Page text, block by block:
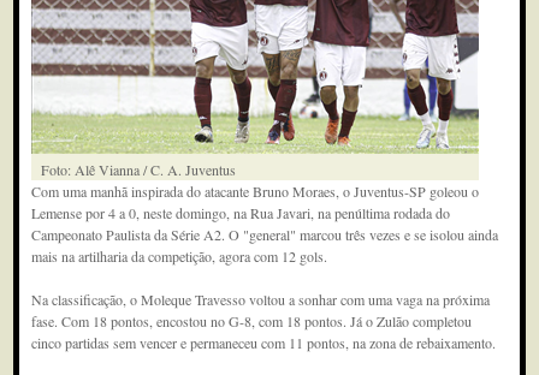
Foto: Alê Vianna / C. A. Juventus
Com uma manhã inspirada do atacante Bruno Moraes, o Juventus-SP goleou o
Lemense por 4 a 0, neste domingo, na Rua Javari, na penúltima rodada do
Campeonato Paulista da Série A2. O "general" marcou três vezes e se isolou ainda
mais na artilharia da competição, agora com 12 gols.
Na classificação, o Moleque Travesso voltou a sonhar com uma vaga na próxima
fase. Com 18 pontos, encostou no G-8, com 18 pontos. Já o Zulão completou
cinco partidas sem vencer e permaneceu com 11 pontos, na zona de rebaixamento.